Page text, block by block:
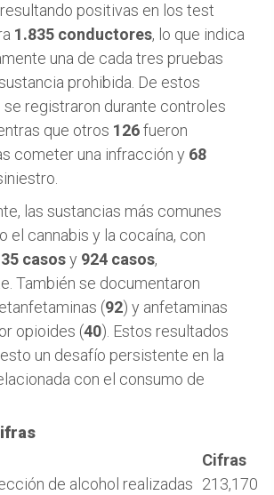
resultando positivas en los test
1.835 conductores, lo que indica
una de cada tres pruebas
prohibida. De estos
se registraron durante controles
que otros 126fueron
cometer una infracción y 68
las sustancias más comunes
el cannabis y la cocaína, con
casosy 924 casos,
También se documentaron
(92) y anfetaminas
opioides (40). Estos resultados
un desafío persistente en la
con el consumo de
Cifras
de alcohol realizadas 213,170